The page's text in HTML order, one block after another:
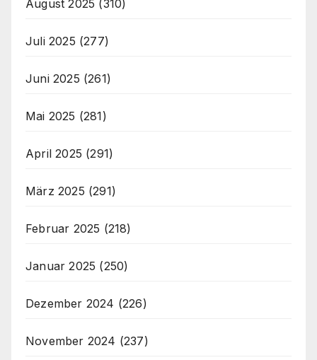
August 2025 (310)
Juli 2025 (277)
Juni 2025 (261)
Mai 2025 (281)
April 2025 (291)
März 2025 (291)
Februar 2025 (218)
Januar 2025 (250)
Dezember 2024 (226)
November 2024 (237)